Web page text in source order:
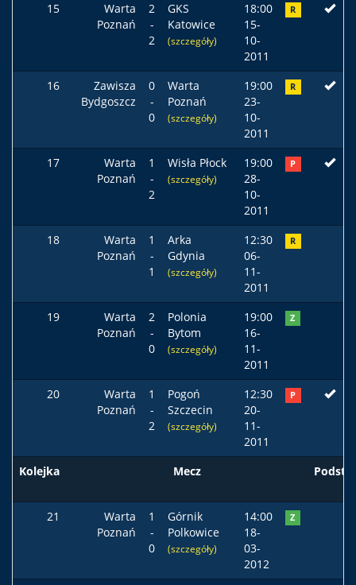
15
Warta
Poznań
2
-
2
GKS
Katowice
(szczegóły)
18:00
15-
10-
2011
R
16
Zawisza
Bydgoszcz
0
-
0
Warta
Poznań
(szczegóły)
19:00
23-
10-
2011
R
17
Warta
Poznań
1
-
2
Wisła Płock
(szczegóły)
19:00
28-
10-
2011
P
18
Warta
Poznań
1
-
1
Arka
Gdynia
(szczegóły)
12:30
06-
11-
2011
R
19
Warta
Poznań
2
-
0
Polonia
Bytom
(szczegóły)
19:00
16-
11-
2011
Z
20
Warta
Poznań
1
-
2
Pogoń
Szczecin
(szczegóły)
12:30
20-
11-
2011
P
Kolejka Mecz Podst
21
Warta
Poznań
1
-
0
Górnik
Polkowice
(szczegóły)
14:00
18-
03-
2012
Z